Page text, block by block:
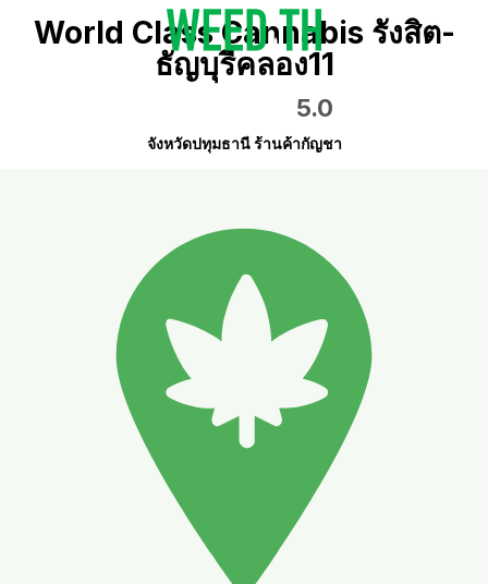
World Class Cannabis รังสิต-
ธัญบุรีคลอง11
5.0
จังหวัดปทุมธานี ร้านค้ากัญชา